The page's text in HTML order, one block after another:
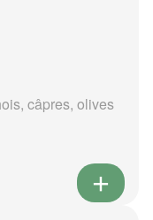
câpres, olives